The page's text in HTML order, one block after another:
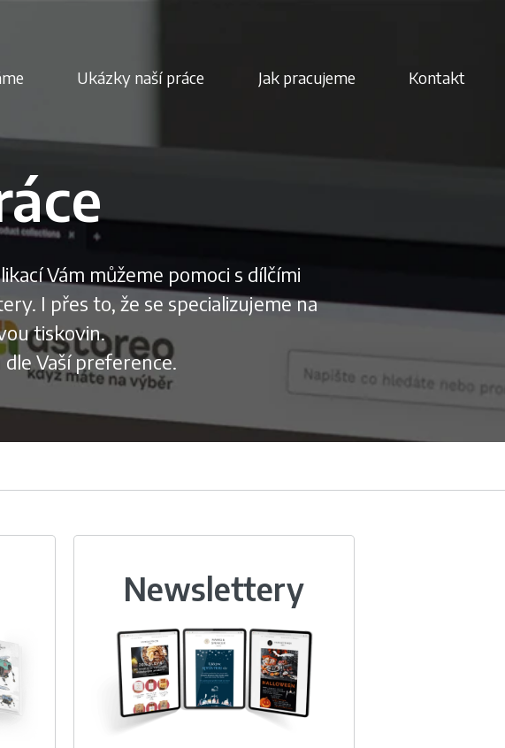
Ukázky naší práce Jak pracujeme Kontakt
Vám můžeme pomoci s dílčími
I přes to, že se specializujeme na
tiskovin.
Vaší preference.
Newslettery